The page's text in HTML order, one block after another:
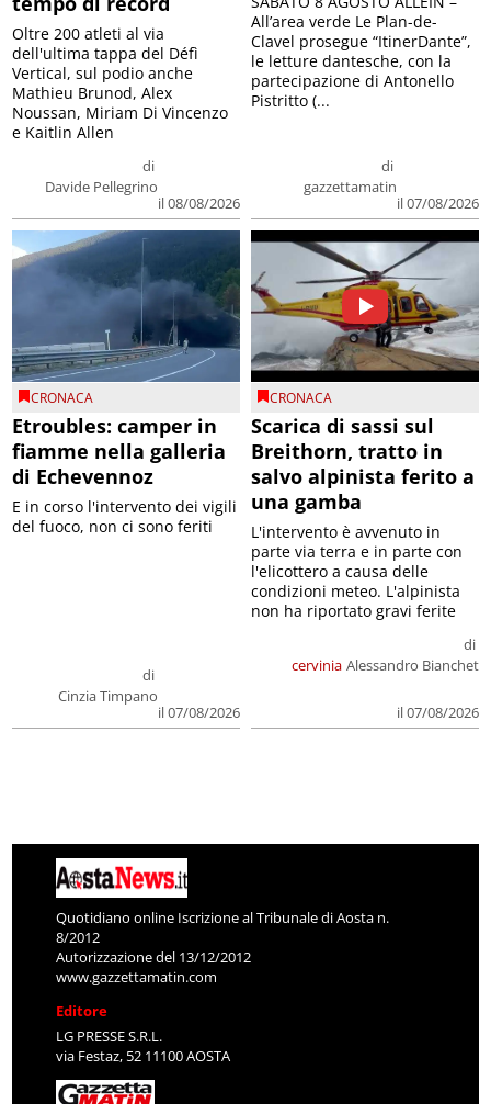
di
Davide Pellegrino
il 08/08/2026
Oltre 200 atleti al via
dell'ultima tappa del Défì
Vertical, sul podio anche
Mathieu Brunod, Alex
Noussan, Miriam Di Vincenzo
e Kaitlin Allen
di
gazzettamatin
il 07/08/2026
All’area verde Le Plan-de-
Clavel prosegue “ItinerDante”,
le letture dantesche, con la
partecipazione di Antonello
Pistritto (...
CRONACA
Etroubles: camper in
fiamme nella galleria
di Echevennoz
di
Cinzia Timpano
il 07/08/2026
E in corso l'intervento dei vigili
del fuoco, non ci sono feriti
CRONACA
Scarica di sassi sul
Breithorn, tratto in
salvo alpinista ferito a
una gamba
cervinia
di
Alessandro Bianchet
il 07/08/2026
L'intervento è avvenuto in
parte via terra e in parte con
l'elicottero a causa delle
condizioni meteo. L'alpinista
non ha riportato gravi ferite
Quotidiano online Iscrizione al Tribunale di Aosta n.
8/2012
Autorizzazione del 13/12/2012
www.gazzettamatin.com
Editore
LG PRESSE S.R.L.
via Festaz, 52 11100 AOSTA